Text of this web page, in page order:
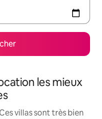
les mieux
villas sont très bien